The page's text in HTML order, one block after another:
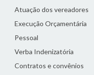
Atuação dos vereadores
Execução Orçamentária
Pessoal
Verba Indenizatória
Contratos e convênios